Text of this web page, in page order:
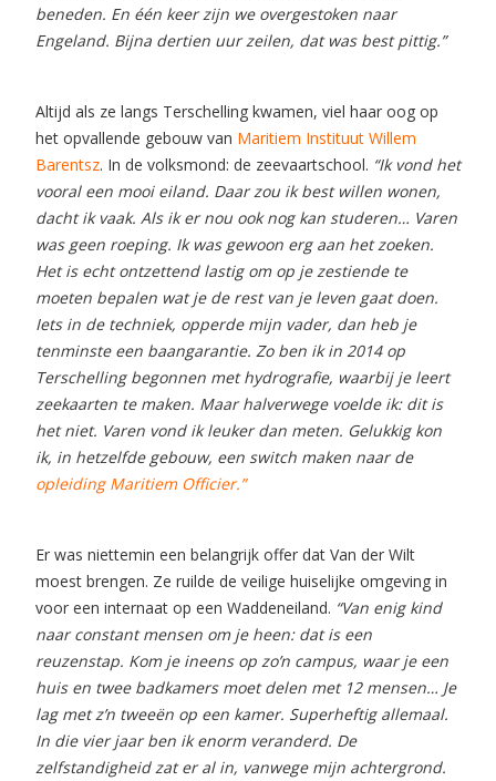
beneden. En één keer zijn we overgestoken naar
Engeland. Bijna dertien uur zeilen, dat was best pittig.”
Altijd als ze langs Terschelling kwamen, viel haar oog op
het opvallende gebouw van Maritiem Instituut Willem
Barentsz. In de volksmond: de zeevaartschool. “Ik vond het
vooral een mooi eiland. Daar zou ik best willen wonen,
dacht ik vaak. Als ik er nou ook nog kan studeren… Varen
was geen roeping. Ik was gewoon erg aan het zoeken.
Het is echt ontzettend lastig om op je zestiende te
moeten bepalen wat je de rest van je leven gaat doen.
Iets in de techniek, opperde mijn vader, dan heb je
tenminste een baangarantie. Zo ben ik in 2014 op
Terschelling begonnen met hydrografie, waarbij je leert
zeekaarten te maken. Maar halverwege voelde ik: dit is
het niet. Varen vond ik leuker dan meten. Gelukkig kon
ik, in hetzelfde gebouw, een switch maken naar de
opleiding Maritiem Officier.”
Er was niettemin een belangrijk offer dat Van der Wilt
moest brengen. Ze ruilde de veilige huiselijke omgeving in
voor een internaat op een Waddeneiland. “Van enig kind
naar constant mensen om je heen: dat is een
reuzenstap. Kom je ineens op zo’n campus, waar je een
huis en twee badkamers moet delen met 12 mensen… Je
lag met z’n tweeën op een kamer. Superheftig allemaal.
In die vier jaar ben ik enorm veranderd. De
zelfstandigheid zat er al in, vanwege mijn achtergrond.